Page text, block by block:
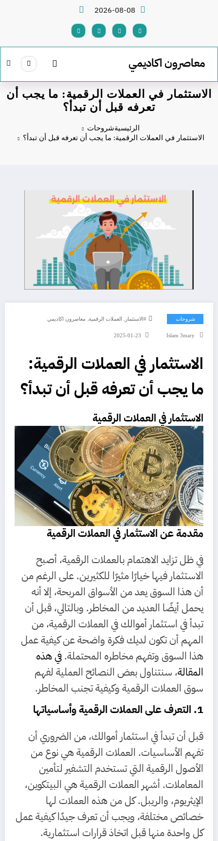
2026-08-08
معاصرون اكاديمي
الاستثمار في العملات الرقمية: ما يجب أن
تعرفه قبل أن تبدأ؟
الرئيسيةشروحات
الاستثمار في العملات الرقمية: ما يجب أن تعرفه قبل أن تبدأ؟
شروحات #الاستثمار , العملات الرقمية, معاصرون اكاديمي
Islam 3mary
2025-01-23
الاستثمار في العملات الرقمية:
ما يجب أن تعرفه قبل أن تبدأ؟
الاستثمار في العملات الرقمية
مقدمة عن الاستثمار في العملات الرقمية
في ظل تزايد الاهتمام بالعملات الرقمية، أصبح
الاستثمار فيها خيارًا مثيرًا للكثيرين. على الرغم من
أن هذا السوق يعد من الأسواق المربحة، إلا أنه
يحمل أيضًا العديد من المخاطر. وبالتالي، قبل أن
تبدأ في استثمار أموالك في العملات الرقمية، من
المهم أن تكون لديك فكرة واضحة عن كيفية عمل
هذا السوق وتفهم مخاطره المحتملة.في هذه
المقالة، سنتناول بعض النصائح العملية لفهم
سوق العملات الرقمية وكيفية تجنب المخاطر.
1. التعرف على العملات الرقمية وأساسياتها
قبل أن تبدأ في استثمار أموالك، من الضروري أن
تفهم الأساسيات. العملات الرقمية هي نوع من
الأصول الرقمية التي تستخدم التشفير لتأمين
المعاملات. أشهر العملات الرقمية هي البيتكوين،
الإيثريوم، والريبل. كل من هذه العملات لها
خصائص مختلفة، ويجب أن تعرف جيدًا كيفية عمل
كل واحدة منها قبل اتخاذ قرارات استثمارية.